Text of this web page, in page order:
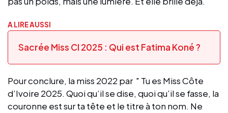
A LIRE AUSSI
Sacrée Miss CI 2025 : Qui est Fatima Koné ?
Pour conclure, la miss 2022 par " Tu es Miss Côte
d’Ivoire 2025. Quoi qu’il se dise, quoi qu’il se fasse, la
couronne est sur ta tête et le titre à ton nom. Ne